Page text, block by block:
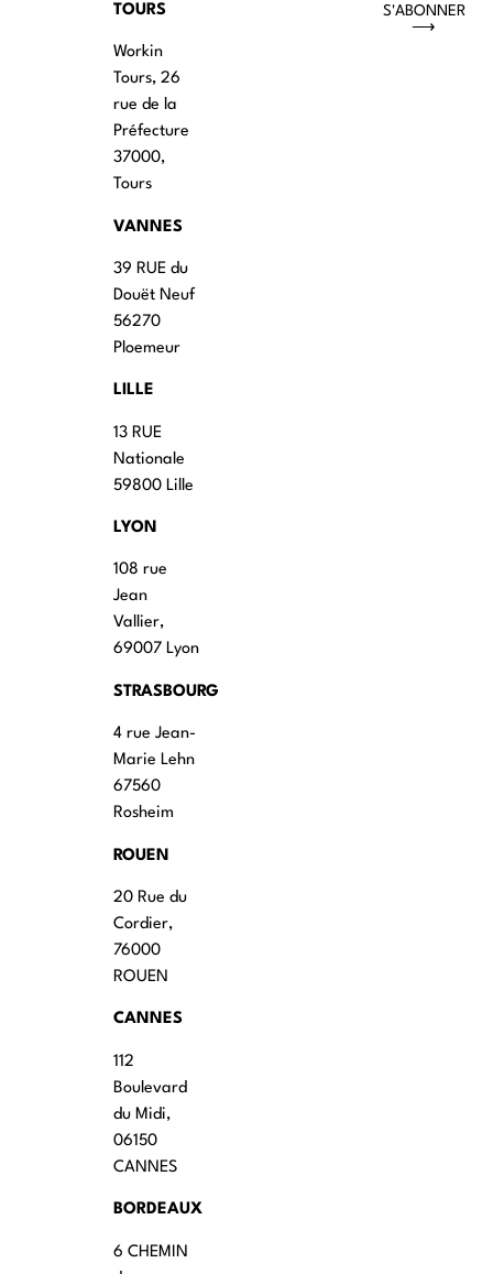
TOURS
Workin
Tours, 26
rue de la
Préfecture
37000,
Tours
VANNES
39 RUE du
Douët Neuf
56270
Ploemeur
LILLE
13 RUE
Nationale
59800 Lille
LYON
108 rue
Jean
Vallier,
69007 Lyon
STRASBOURG
4 rue Jean-
Marie Lehn
67560
Rosheim
ROUEN
20 Rue du
Cordier,
76000
ROUEN
CANNES
112
Boulevard
du Midi,
06150
CANNES
BORDEAUX
6 CHEMIN
S'ABONNER
⟶